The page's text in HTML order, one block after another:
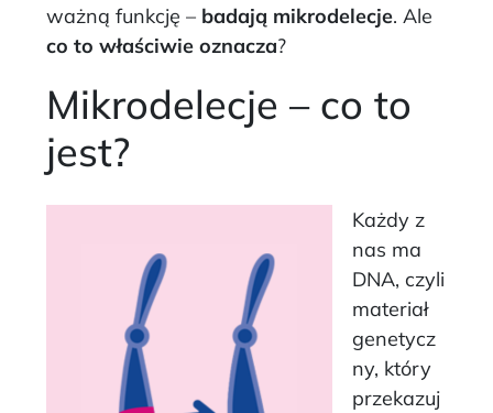
ważną funkcję – badają mikrodelecje. Ale
co to właściwie oznacza?
Mikrodelecje – co to
jest?
Każdy z
nas ma
DNA, czyli
materiał
genetycz
ny, który
przekazuj